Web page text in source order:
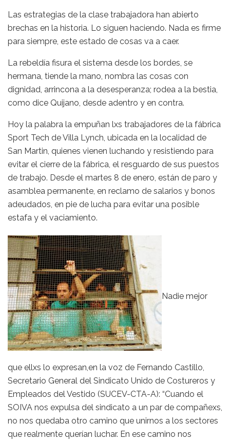
Las estrategias de la clase trabajadora han abierto
brechas en la historia. Lo siguen haciendo. Nada es firme
para siempre, este estado de cosas va a caer.
La rebeldía fisura el sistema desde los bordes, se
hermana, tiende la mano, nombra las cosas con
dignidad, arrincona a la desesperanza; rodea a la bestia,
como dice Quijano, desde adentro y en contra.
Hoy la palabra la empuñan lxs trabajadores de la fábrica
Sport Tech de Villa Lynch, ubicada en la localidad de
San Martin, quienes vienen luchando y resistiendo para
evitar el cierre de la fábrica, el resguardo de sus puestos
de trabajo. Desde el martes 8 de enero, están de paro y
asamblea permanente, en reclamo de salarios y bonos
adeudados, en pie de lucha para evitar una posible
estafa y el vaciamiento.
Nadie mejor
que ellxs lo expresan,en la voz de Fernando Castillo,
Secretario General del Sindicato Unido de Costureros y
Empleados del Vestido (SUCEV-CTA-A): “Cuando el
SOIVA nos expulsa del sindicato a un par de compañexs,
no nos quedaba otro camino que unirnos a los sectores
que realmente querían luchar. En ese camino nos